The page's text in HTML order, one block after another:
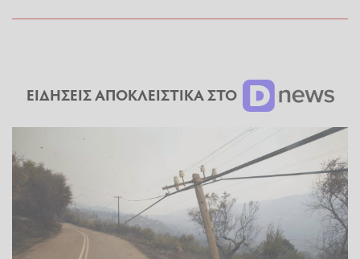
ΕΙΔΗΣΕΙΣ ΑΠΟΚΛΕΙΣΤΙΚΑ ΣΤΟ